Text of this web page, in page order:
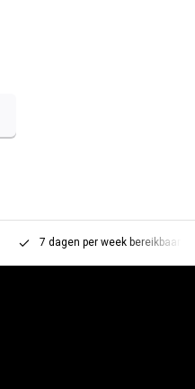
7 dagen per week bereikbaar